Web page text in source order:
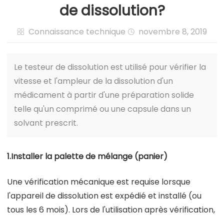
de dissolution?
 Connaissance technique  novembre 8, 2019
Le testeur de dissolution est utilisé pour vérifier la
vitesse et l'ampleur de la dissolution d'un
médicament à partir d'une préparation solide
telle qu'un comprimé ou une capsule dans un
solvant prescrit.
1.Installer la palette de mélange (panier)
Une vérification mécanique est requise lorsque
l'appareil de dissolution est expédié et installé (ou
tous les 6 mois). Lors de l'utilisation après vérification,